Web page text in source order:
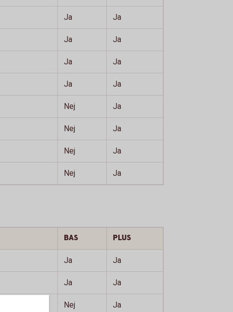
Ja Ja
Ja Ja
Ja Ja
Ja Ja
Nej Ja
Nej Ja
Nej Ja
Nej Ja
BAS PLUS
Ja Ja
Ja Ja
Nej Ja